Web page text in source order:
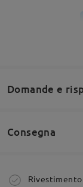
Domande e
Siete invitati a
Consegna
Ordine